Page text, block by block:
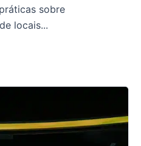
sobre
locais...